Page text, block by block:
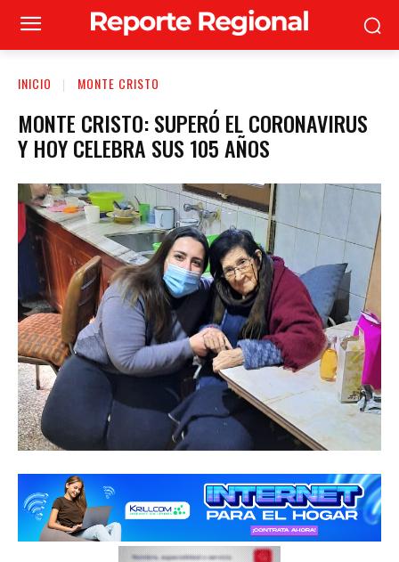
INICIO MONTE CRISTO
MONTE CRISTO: SUPERÓ EL CORONAVIRUS
Y HOY CELEBRA SUS 105 AÑOS